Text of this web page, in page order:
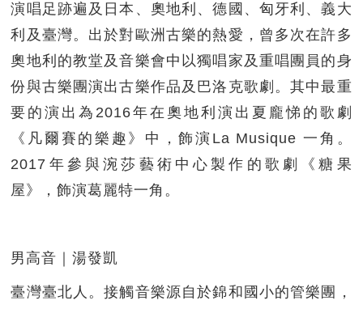
演唱足跡遍及日本、奧地利、德國、匈牙利、義大
利及臺灣。出於對歐洲古樂的熱愛，曾多次在許多
奧地利的教堂及音樂會中以獨唱家及重唱團員的身
份與古樂團演出古樂作品及巴洛克歌劇。其中最重
要的演出為2016年在奧地利演出夏龐悌的歌劇
《凡爾賽的樂趣》中，飾演La Musique 一角。
2017年參與涴莎藝術中心製作的歌劇《糖果
屋》，飾演葛麗特一角。
男高音｜湯發凱
臺灣臺北人。接觸音樂源自於錦和國小的管樂團，